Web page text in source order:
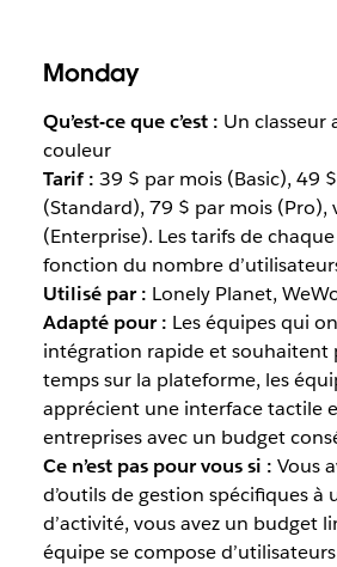
Monday
Qu’est-ce que c’est : Un classeur
couleur
Tarif : 39 $ par mois (Basic), 49
(Standard), 79 $ par mois (Pro),
(Enterprise). Les tarifs de
fonction du nombre
Utilisé par : Lonely Planet,
Adapté pour : Les équipes qui
intégration rapide et souhaitent
temps sur la plateforme, les
apprécient une interface tactile
entreprises avec un budget
Ce n’est pas pour vous si : Vous
d’outils de gestion spécifiques à
d’activité, vous avez un budget
équipe se compose